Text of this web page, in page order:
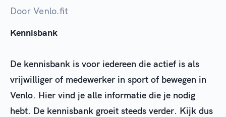
Door Venlo.fit
Kennisbank
De kennisbank is voor iedereen die actief is als
vrijwilliger of medewerker in sport of bewegen in
Venlo. Hier vind je alle informatie die je nodig
hebt. De kennisbank groeit steeds verder. Kijk dus